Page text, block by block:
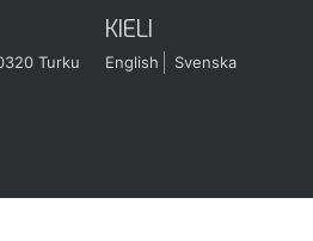
Turku
KIELI
English Svenska